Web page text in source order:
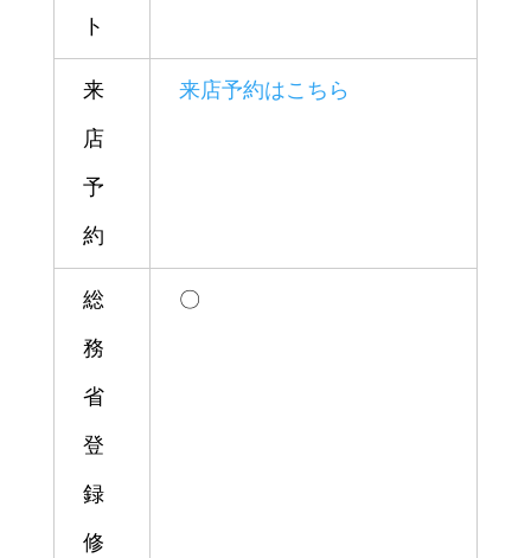
ト
来
店
予
約
来店予約はこちら
総
務
省
登
録
修
〇